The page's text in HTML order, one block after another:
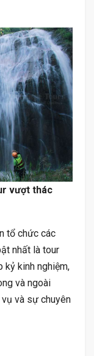
vượt thác
tổ chức các
nhất là tour
kỷ kinh nghiệm,
và ngoài
và sự chuyên